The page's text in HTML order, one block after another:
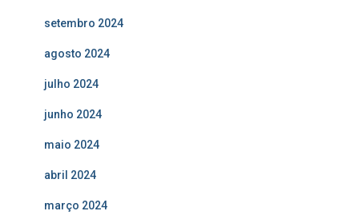
setembro 2024
agosto 2024
julho 2024
junho 2024
maio 2024
abril 2024
março 2024